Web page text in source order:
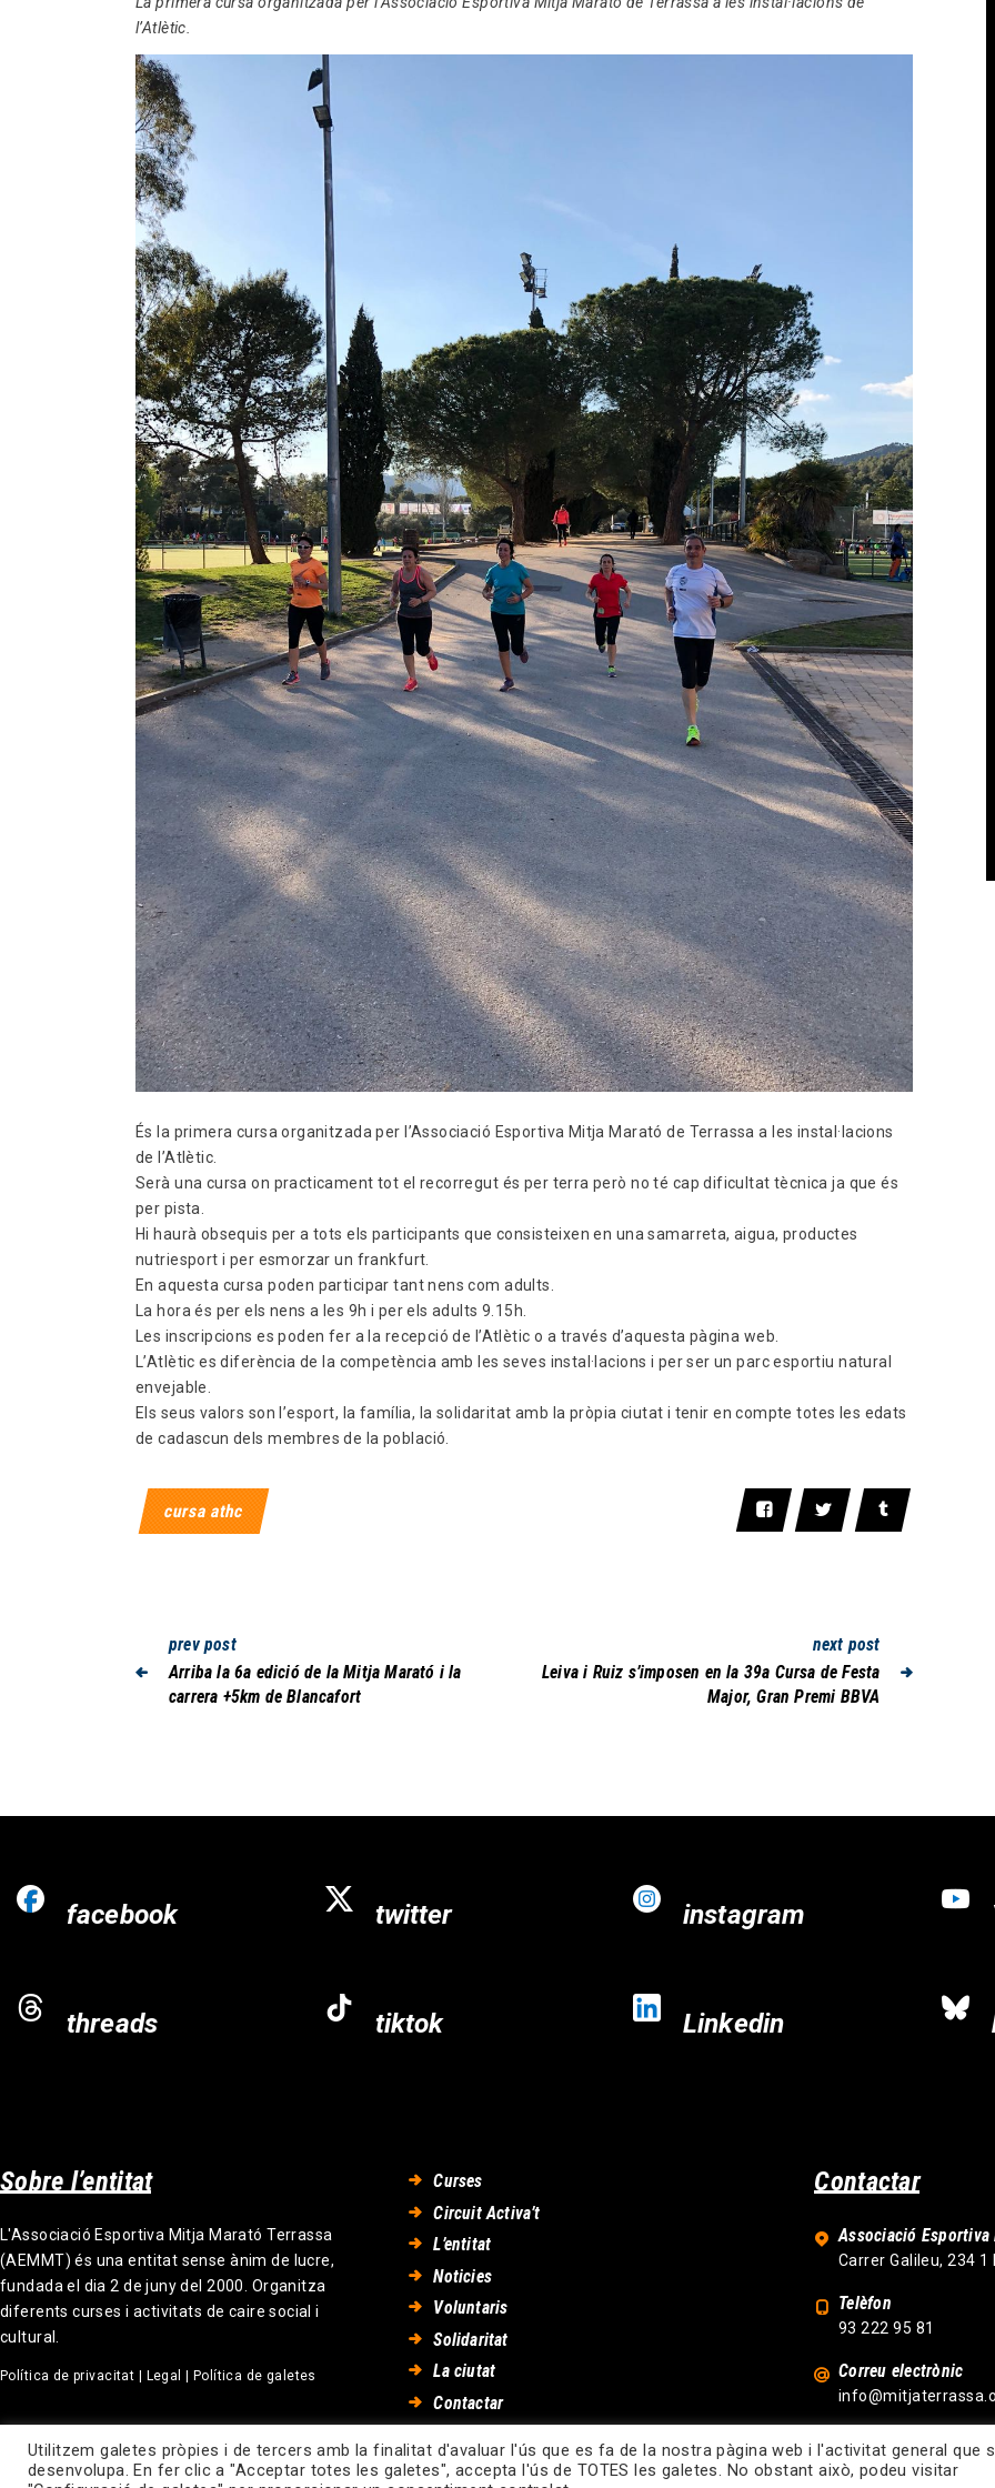
l’Atlètic.
És la primera cursa organitzada per l’Associació Esportiva Mitja Marató de Terrassa a les instal·lacions
de l’Atlètic.
Serà una cursa on practicament tot el recorregut és per terra però no té cap dificultat tècnica ja que és
per pista.
Hi haurà obsequis per a tots els participants que consisteixen en una samarreta, aigua, productes
nutriesport i per esmorzar un frankfurt.
En aquesta cursa poden participar tant nens com adults.
La hora és per els nens a les 9h i per els adults 9.15h.
Les inscripcions es poden fer a la recepció de l’Atlètic o a través d’aquesta pàgina web.
L’Atlètic es diferència de la competència amb les seves instal·lacions i per ser un parc esportiu natural
envejable.
Els seus valors son l’esport, la família, la solidaritat amb la pròpia ciutat i tenir en compte totes les edats
de cadascun dels membres de la població.
cursa athc
prev post
Arriba la 6a edició de la Mitja Marató i la
carrera +5km de Blancafort
next post
Leiva i Ruiz s’imposen en la 39a Cursa de Festa
Major, Gran Premi BBVA
facebook twitter instagram
threads tiktok Linkedin
Sobre l’entitat
L'Associació Esportiva Mitja Marató Terrassa
(AEMMT) és una entitat sense ànim de lucre,
fundada el dia 2 de juny del 2000. Organitza
diferents curses i activitats de caire social i
cultural.
Política de privacitat | Legal | Política de galetes
Curses
Circuit Activa’t
L’entitat
Noticies
Voluntaris
Solidaritat
La ciutat
Contactar
Contactar
Associació Esportiva
Carrer Galileu, 234
Telèfon
93 222 95 81
Correu electrònic
Utilitzem galetes pròpies i de tercers amb la finalitat d'avaluar l'ús que es fa de la nostra pàgina web i l'activitat general que
desenvolupa. En fer clic a "Acceptar totes les galetes", accepta l'ús de TOTES les galetes. No obstant això, podeu visitar